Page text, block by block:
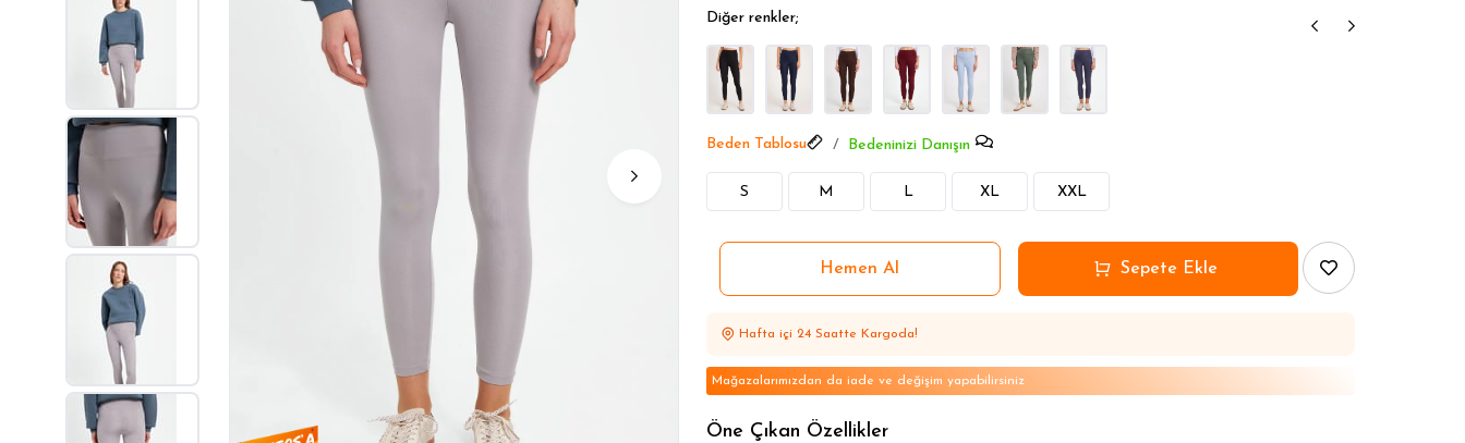
Kadın Ürünlerde Öne Çıkanlar
Diğer renkler;
Beden Tablosu Bedeninizi Danışın
S M L XL XXL
Hafta içi 24 Saatte Kargoda!
Mağazalarımızdan da iade ve değişim yapabilirsiniz
Öne Çıkan Özellikler